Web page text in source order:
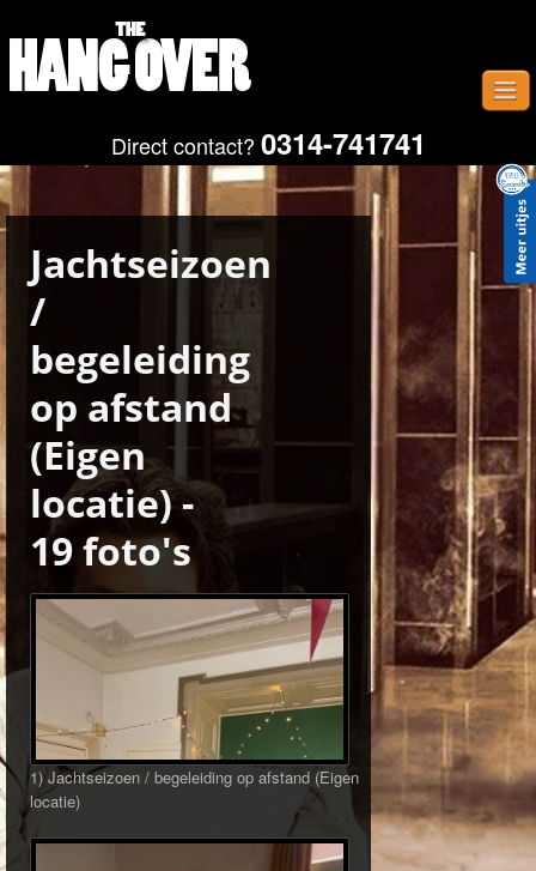
Direct contact? 0314-741741
Plaatsen
Contact
Fotos
Jachtseizoen
/
begeleiding
op afstand
(Eigen
locatie) -
19 foto's
1) Jachtseizoen / begeleiding op afstand (Eigen
locatie)